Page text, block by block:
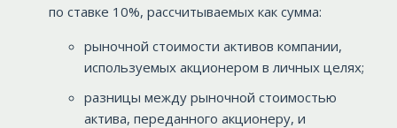
по ставке 10%, рассчитываемых как сумма:
рыночной стоимости активов компании,
используемых акционером в личных целях;
разницы между рыночной стоимостью
актива, переданного акционеру, и